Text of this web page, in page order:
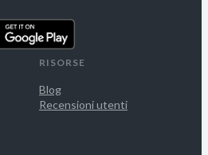
RISORSE
Blog
Recensioni utenti